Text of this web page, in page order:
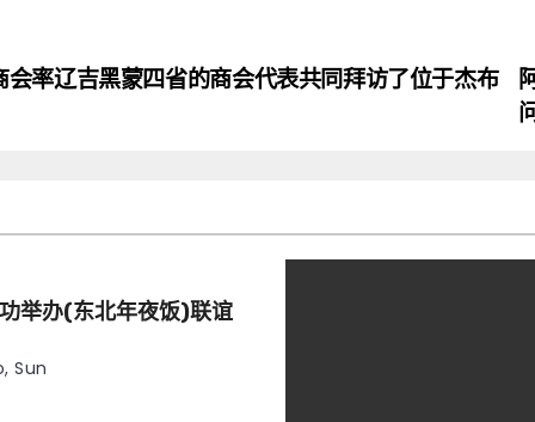
率辽吉黑蒙四省的商会代表共同拜访了位于杰布
举办(东北年夜饭)联谊
Sun